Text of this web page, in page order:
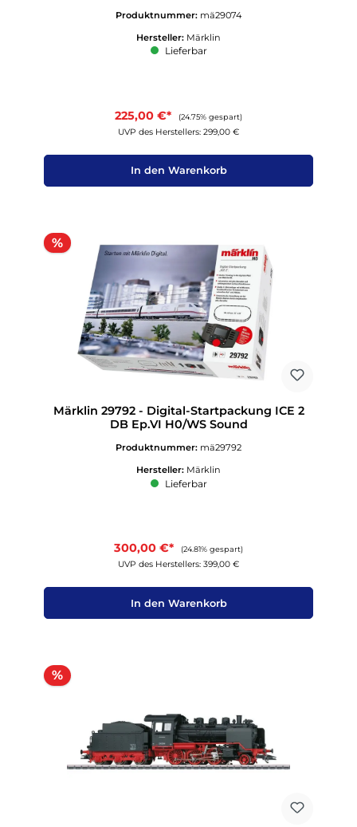
Produktnummer: mä29074
Hersteller: Märklin
Lieferbar
225,00 €* (24.75% gespart)
UVP des Herstellers: 299,00 €
In den Warenkorb
%Rabatt
Märklin 29792 - Digital-Startpackung ICE 2
DB Ep.VI H0/WS Sound
Produktnummer: mä29792
Hersteller: Märklin
Lieferbar
300,00 €* (24.81% gespart)
UVP des Herstellers: 399,00 €
In den Warenkorb
%Rabatt